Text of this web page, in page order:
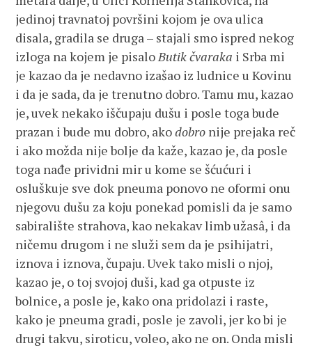
jedinoj travnatoj površini kojom je ova ulica
disala, gradila se druga – stajali smo ispred nekog
izloga na kojem je pisaloButik čvaraka i Srba mi
je kazao da je nedavno izašao iz ludnice u Kovinu
i da je sada, da je trenutno dobro. Tamu mu, kazao
je, uvek nekako iščupaju dušu i posle toga bude
prazan i bude mu dobro, akodobro nije prejaka reč
i ako možda nije bolje da kaže, kazao je, da posle
toga nađe prividni mir u kome se šćućuri i
osluškuje sve dok pneuma ponovo ne oformi onu
njegovu dušu za koju ponekad pomisli da je samo
sabiralište strahova, kao nekakav limb užasâ, i da
ničemu drugom i ne služi sem da je psihijatri,
iznova i iznova, čupaju. Uvek tako misli o njoj,
kazao je, o toj svojoj duši, kad ga otpuste iz
bolnice, a posle je, kako ona pridolazi i raste,
kako je pneuma gradi, posle je zavoli, jer ko bi je
drugi takvu, siroticu, voleo, ako ne on. Onda misli